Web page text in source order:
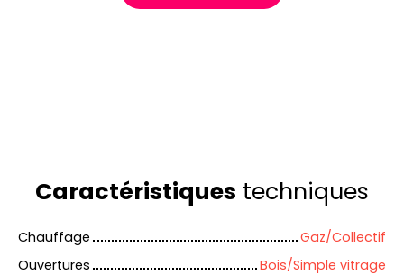
Caractéristiques techniques
Chauffage
Gaz/Collectif
Ouvertures
Bois/Simple vitrage